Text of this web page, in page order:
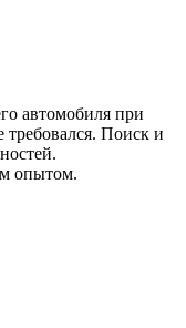
автомобиля при
Поиск и
опытом.